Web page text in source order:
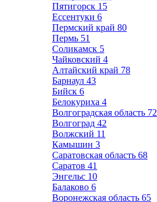
Пятигорск 15
Ессентуки 6
Пермский край 80
Пермь 51
Соликамск 5
Чайковский 4
Алтайский край 78
Барнаул 43
Бийск 6
Белокуриха 4
Волгоградская область 72
Волгоград 42
Волжский 11
Камышин 3
Саратовская область 68
Саратов 41
Энгельс 10
Балаково 6
Воронежская область 65